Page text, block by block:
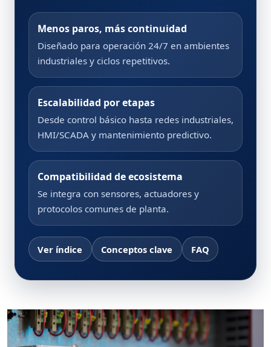
Menos paros, más continuidad
Diseñado para operación 24/7 en ambientes
industriales y ciclos repetitivos.
Escalabilidad por etapas
Desde control básico hasta redes industriales,
HMI/SCADA y mantenimiento predictivo.
Compatibilidad de ecosistema
Se integra con sensores, actuadores y
protocolos comunes de planta.
Ver índice Conceptos clave FAQ